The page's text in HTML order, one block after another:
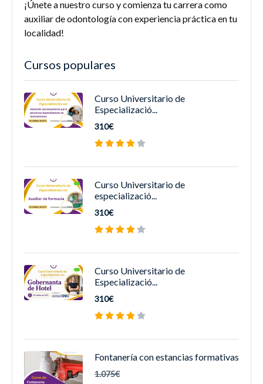
¡Únete a nuestro curso y comienza tu carrera como
auxiliar de odontología con experiencia práctica en tu
localidad!
Cursos populares
Curso Universitario de
Especializació...
310€
Curso Universitario de
especializació...
310€
Curso Universitario de
Especializació...
310€
Fontanería con estancias formativas
1.075€